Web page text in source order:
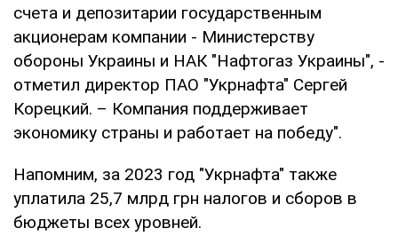
счета и депозитарии государственным
акционерам компании - Министерству
обороны Украины и НАК "Нафтогаз Украины", -
отметил директор ПАО "Укрнафта" Сергей
Корецкий. – Компания поддерживает
экономику страны и работает на победу".
Напомним, за 2023 год "Укрнафта" также
уплатила 25,7 млрд грн налогов и сборов в
бюджеты всех уровней.